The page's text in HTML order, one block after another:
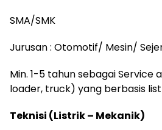
SMA/SMK
Jurusan : Otomotif/ Mesin/
Min. 1-5 tahun sebagai
loader, truck) yang berbasis
Teknisi (Listrik – Mekanik)